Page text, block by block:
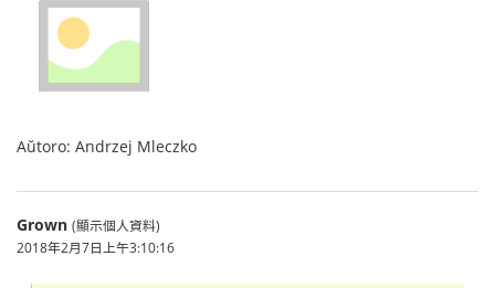
Aŭtoro: Andrzej Mleczko
Grown (顯示個人資料)
2018年2月7日上午3:10:16